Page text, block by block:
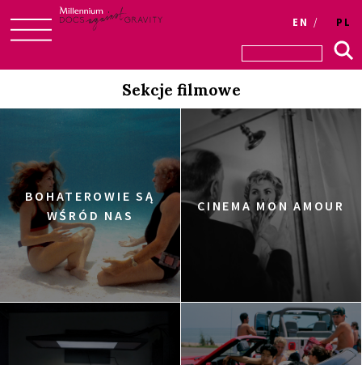
to
EN PL
Sekcje filmowe
BOHATEROWIE SĄ
WŚRÓD NAS
CINEMA MON AMOUR